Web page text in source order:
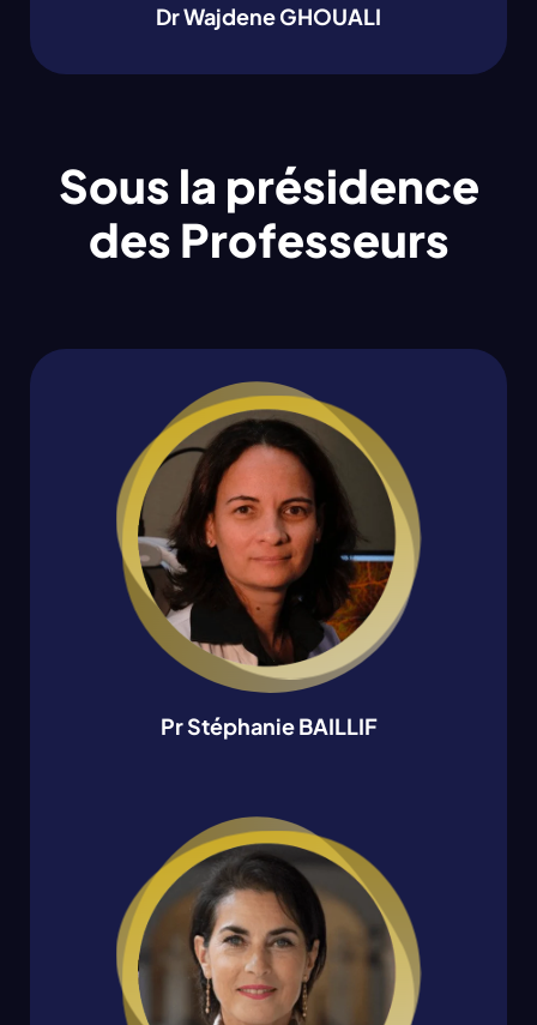
Dr Wajdene GHOUALI
Sous la présidence
des Professeurs
Pr Stéphanie BAILLIF